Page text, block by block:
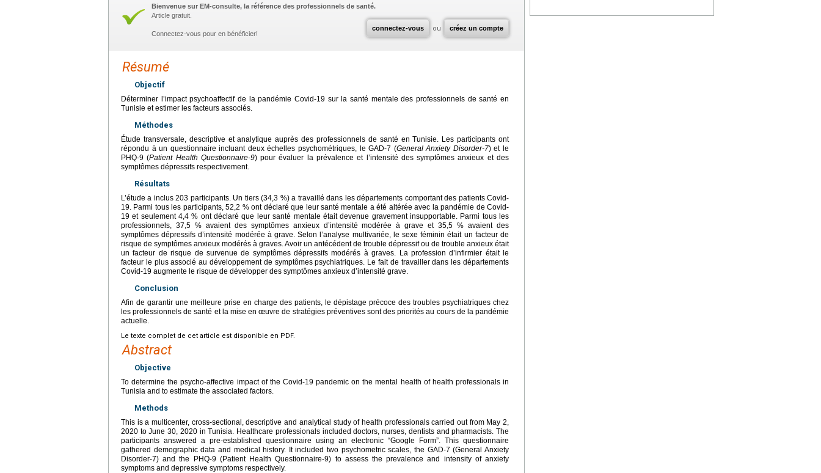
connectez-vous ou créez un compte
Bienvenue sur EM-consulte, la référence des professionnels de santé.
Article gratuit.
Connectez-vous pour en bénéficier!
Résumé
Objectif
Déterminer l’impact psychoaffectif de la pandémie Covid-19 sur la santé mentale des professionnels de santé en
Tunisie et estimer les facteurs associés.
Méthodes
Étude transversale, descriptive et analytique auprès des professionnels de santé en Tunisie. Les participants ont
répondu à un questionnaire incluant deux échelles psychométriques, le GAD-7 (General Anxiety Disorder-7) et le
PHQ-9 (Patient Health Questionnaire-9) pour évaluer la prévalence et l’intensité des symptômes anxieux et des
symptômes dépressifs respectivement.
Résultats
L’étude a inclus 203 participants. Un tiers (34,3 %) a travaillé dans les départements comportant des patients Covid-
19. Parmi tous les participants, 52,2 % ont déclaré que leur santé mentale a été altérée avec la pandémie de Covid-
19 et seulement 4,4 % ont déclaré que leur santé mentale était devenue gravement insupportable. Parmi tous les
professionnels, 37,5 % avaient des symptômes anxieux d’intensité modérée à grave et 35,5 % avaient des
symptômes dépressifs d’intensité modérée à grave. Selon l’analyse multivariée, le sexe féminin était un facteur de
risque de symptômes anxieux modérés à graves. Avoir un antécédent de trouble dépressif ou de trouble anxieux était
un facteur de risque de survenue de symptômes dépressifs modérés à graves. La profession d’infirmier était le
facteur le plus associé au développement de symptômes psychiatriques. Le fait de travailler dans les départements
Covid-19 augmente le risque de développer des symptômes anxieux d’intensité grave.
Conclusion
Afin de garantir une meilleure prise en charge des patients, le dépistage précoce des troubles psychiatriques chez
les professionnels de santé et la mise en œuvre de stratégies préventives sont des priorités au cours de la pandémie
actuelle.
Le texte complet de cet article est disponible en PDF.
Abstract
Objective
To determine the psycho-affective impact of the Covid-19 pandemic on the mental health of health professionals in
Tunisia and to estimate the associated factors.
Methods
This is a multicenter, cross-sectional, descriptive and analytical study of health professionals carried out from May 2,
2020 to June 30, 2020 in Tunisia. Healthcare professionals included doctors, nurses, dentists and pharmacists. The
participants answered a pre-established questionnaire using an electronic “Google Form”. This questionnaire
gathered demographic data and medical history. It included two psychometric scales, the GAD-7 (General Anxiety
Disorder-7) and the PHQ-9 (Patient Health Questionnaire-9) to assess the prevalence and intensity of anxiety
symptoms and depressive symptoms respectively.